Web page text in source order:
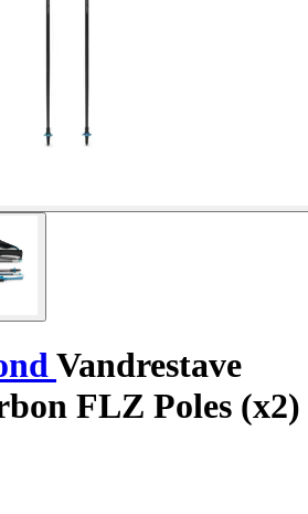
Vandrestave
FLZ Poles (x2)